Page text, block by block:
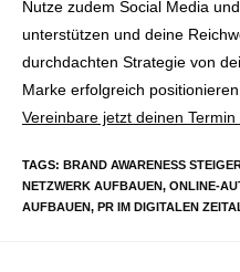
Nutze zudem Social Media
unterstützen und deine
durchdachten Strategie von
Marke erfolgreich
Vereinbare jetzt deinen
TAGS: BRAND AWARENESS
NETZWERK AUFBAUEN, ONLINE-
AUFBAUEN, PR IM DIGITALEN